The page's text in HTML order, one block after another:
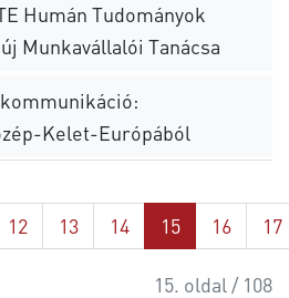
Humán Tudományok
Munkavállalói Tanácsa
Kelet-Európából
12 13 14 15 16 17
15. oldal / 108